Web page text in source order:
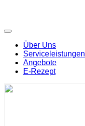
Über Uns
Serviceleistungen
Angebote
E-Rezept